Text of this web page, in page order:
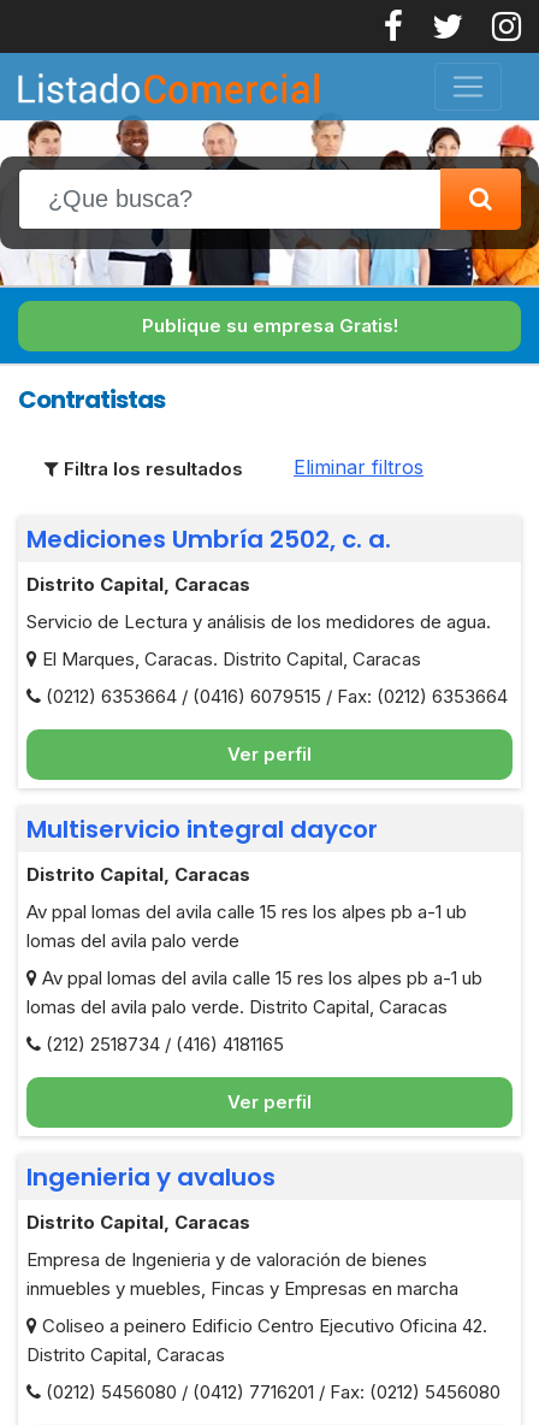
Publique su empresa Gratis!
Contratistas
Filtra los resultados Eliminar filtros
Mediciones Umbría 2502, c. a.
Distrito Capital, Caracas
Servicio de Lectura y análisis de los medidores de agua.
El Marques, Caracas. Distrito Capital, Caracas
(0212) 6353664 / (0416) 6079515 / Fax: (0212) 6353664
Ver perfil
Multiservicio integral daycor
Distrito Capital, Caracas
Av ppal lomas del avila calle 15 res los alpes pb a-1 ub
lomas del avila palo verde
Av ppal lomas del avila calle 15 res los alpes pb a-1 ub
lomas del avila palo verde. Distrito Capital, Caracas
(212) 2518734 / (416) 4181165
Ver perfil
Ingenieria y avaluos
Distrito Capital, Caracas
Empresa de Ingenieria y de valoración de bienes
inmuebles y muebles, Fincas y Empresas en marcha
Coliseo a peinero Edificio Centro Ejecutivo Oficina 42.
Distrito Capital, Caracas
(0212) 5456080 / (0412) 7716201 / Fax: (0212) 5456080